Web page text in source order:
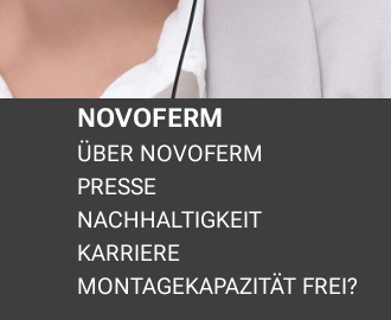
NOVOFERM
ÜBER NOVOFERM
PRESSE
NACHHALTIGKEIT
KARRIERE
MONTAGEKAPAZITÄT FREI?